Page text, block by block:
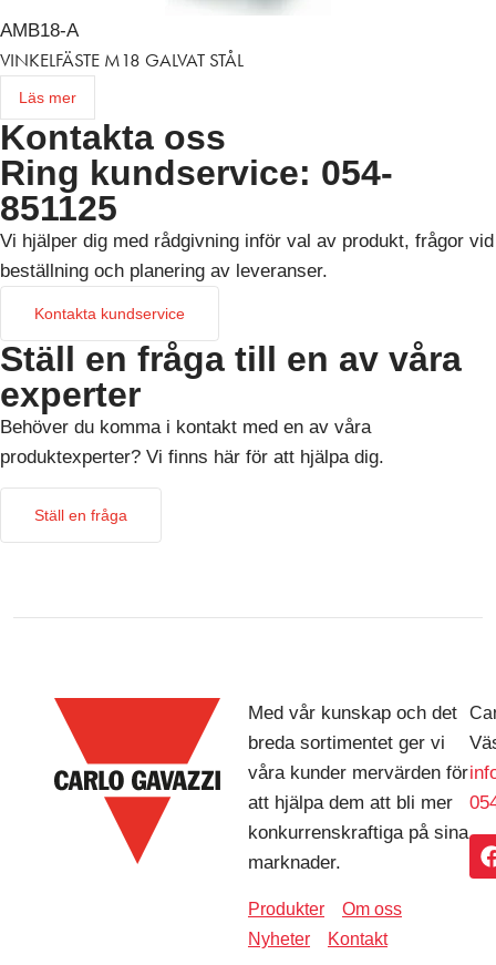
AMB18-A
VINKELFÄSTE M18 GALVAT STÅL
Läs mer
Kontakta oss
Ring kundservice: 054-
851125
Vi hjälper dig med rådgivning inför val av produkt, frågor vid
beställning och planering av leveranser.
Kontakta kundservice
Ställ en fråga till en av våra
experter
Behöver du komma i kontakt med en av våra
produktexperter? Vi finns här för att hjälpa dig.
Ställ en fråga
Med vår kunskap och det
breda sortimentet ger vi
våra kunder mervärden för
att hjälpa dem att bli mer
konkurrenskraftiga på sina
marknader.
Produkter
Om oss
Nyheter
Kontakt